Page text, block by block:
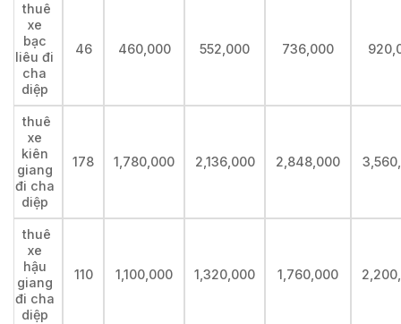
thuê
xe
bạc
liêu đi
cha
diệp
46 460,000 552,000 736,000
thuê
xe
kiên
giang
đi cha
diệp
178 1,780,000 2,136,000 2,848,000
thuê
xe
hậu
giang
đi cha
diệp
110 1,100,000 1,320,000 1,760,000